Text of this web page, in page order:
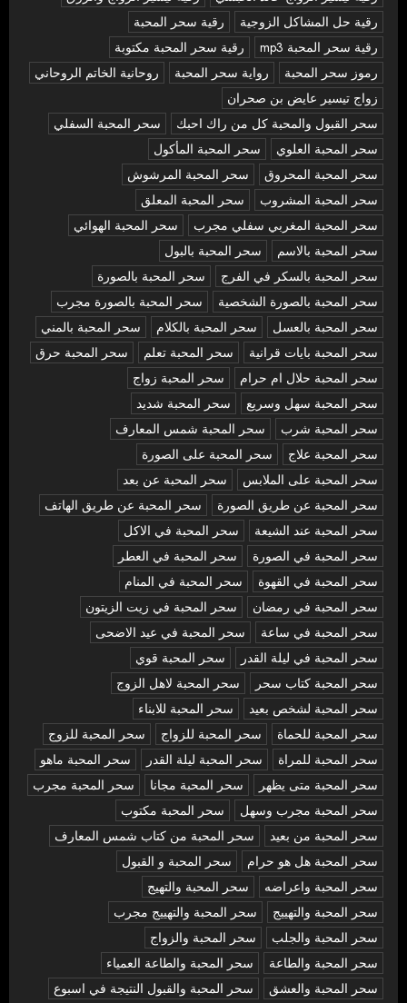
رقية حل المشاكل الزوجية
رقية سحر المحبة
رقية سحر المحبة mp3
رقية سحر المحبة مكتوبة
رموز سحر المحبة
رواية سحر المحبة
روحانية الخاتم الروحاني
زواج تيسير عايض بن صحران
سحر القبول والمحبة كل من راك احبك
سحر المحبة السفلي
سحر المحبة العلوي
سحر المحبة المأكول
سحر المحبة المحروق
سحر المحبة المرشوش
سحر المحبة المشروب
سحر المحبة المعلق
سحر المحبة المغربي سفلي مجرب
سحر المحبة الهوائي
سحر المحبة بالاسم
سحر المحبة بالبول
سحر المحبة بالسكر في الفرج
سحر المحبة بالصورة
سحر المحبة بالصورة الشخصية
سحر المحبة بالصورة مجرب
سحر المحبة بالعسل
سحر المحبة بالكلام
سحر المحبة بالمني
سحر المحبة بايات قرانية
سحر المحبة تعلم
سحر المحبة حرق
سحر المحبة حلال ام حرام
سحر المحبة زواج
سحر المحبة سهل وسريع
سحر المحبة شديد
سحر المحبة شرب
سحر المحبة شمس المعارف
سحر المحبة علاج
سحر المحبة على الصورة
سحر المحبة على الملابس
سحر المحبة عن بعد
سحر المحبة عن طريق الصورة
سحر المحبة عن طريق الهاتف
سحر المحبة عند الشيعة
سحر المحبة في الاكل
سحر المحبة في الصورة
سحر المحبة في العطر
سحر المحبة في القهوة
سحر المحبة في المنام
سحر المحبة في رمضان
سحر المحبة في زيت الزيتون
سحر المحبة في ساعة
سحر المحبة في عيد الاضحى
سحر المحبة في ليلة القدر
سحر المحبة قوي
سحر المحبة كتاب سحر
سحر المحبة لاهل الزوج
سحر المحبة لشخص بعيد
سحر المحبة للابناء
سحر المحبة للحماة
سحر المحبة للزواج
سحر المحبة للزوج
سحر المحبة للمراة
سحر المحبة ليلة القدر
سحر المحبة ماهو
سحر المحبة متى يظهر
سحر المحبة مجانا
سحر المحبة مجرب
سحر المحبة مجرب وسهل
سحر المحبة مكتوب
سحر المحبة من بعيد
سحر المحبة من كتاب شمس المعارف
سحر المحبة هل هو حرام
سحر المحبة و القبول
سحر المحبة واعراضه
سحر المحبة والتهيج
سحر المحبة والتهييج
سحر المحبة والتهييج مجرب
سحر المحبة والجلب
سحر المحبة والزواج
سحر المحبة والطاعة
سحر المحبة والطاعة العمياء
سحر المحبة والعشق
سحر المحبة والقبول النتيجة في اسبوع